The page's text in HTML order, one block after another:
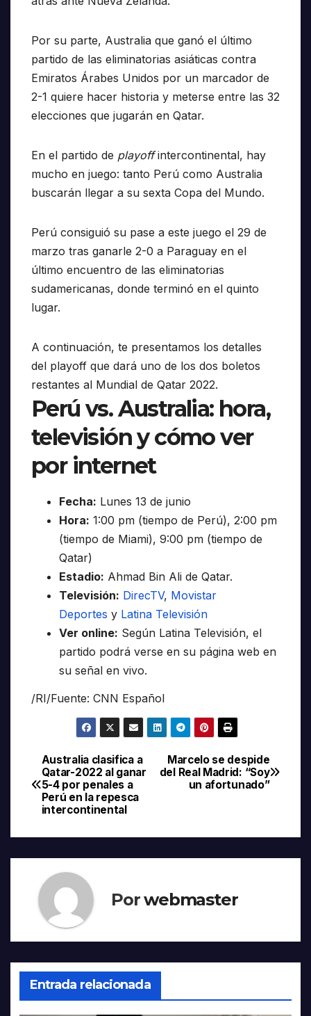
Por su parte, Australia que ganó el último
partido de las eliminatorias asiáticas contra
Emiratos Árabes Unidos por un marcador de
2-1 quiere hacer historia y meterse entre las 32
elecciones que jugarán en Qatar.
En el partido de playoffintercontinental, hay
mucho en juego: tanto Perú como Australia
buscarán llegar a su sexta Copa del Mundo.
Perú consiguió su pase a este juego el 29 de
marzo tras ganarle 2-0 a Paraguay en el
último encuentro de las eliminatorias
sudamericanas, donde terminó en el quinto
lugar.
A continuación, te presentamos los detalles
del playoff que dará uno de los dos boletos
restantes al Mundial de Qatar 2022.
Perú vs. Australia: hora,
televisión y cómo ver
por internet
Fecha: Lunes 13 de junio
Hora: 1:00 pm (tiempo de Perú), 2:00 pm
(tiempo de Miami), 9:00 pm (tiempo de
Qatar)
Estadio: Ahmad Bin Ali de Qatar.
Televisión: DirecTV, Movistar
Deportes y Latina Televisión
Ver online: Según Latina Televisión, el
partido podrá verse en su página web en
su señal en vivo.
/RI/Fuente: CNN Español
Navegación
de
Marcelo se despide
del Real Madrid: “Soy
un afortunado”
Australia clasifica a
Qatar-2022 al ganar
5-4 por penales a
Perú en la repesca
intercontinental
Porwebmaster
Entrada relacionada